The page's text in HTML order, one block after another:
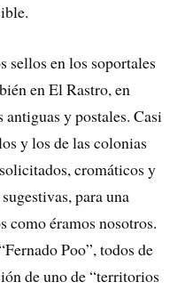
sellos en los soportales
en El Rastro, en
y postales. Casi
y los de las colonias
cromáticos y
para una
como éramos nosotros.
Poo”, todos de
de uno de “territorios